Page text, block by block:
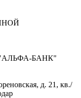
БАНК"
д. 21, кв./